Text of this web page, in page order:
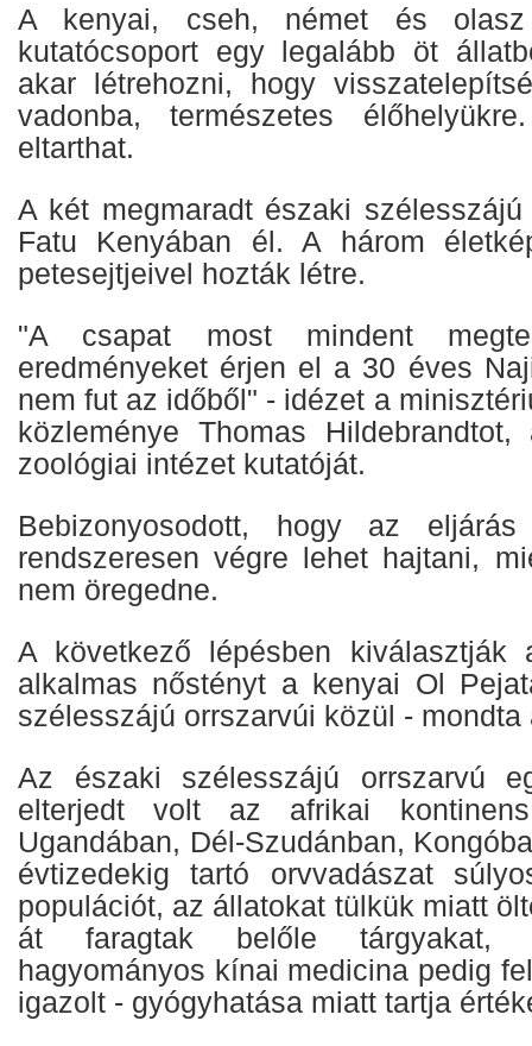
A kenyai, cseh, német és olasz
kutatócsoport egy legalább öt
akar létrehozni, hogy
vadonba, természetes
eltarthat.
A két megmaradt északi
Fatu Kenyában él. A három
petesejtjeivel hozták létre.
"A csapat most mindent
eredményeket érjen el a 30 éves
nem fut az időből" - idézet a
közleménye Thomas
zoológiai intézet kutatóját.
Bebizonyosodott, hogy az
rendszeresen végre lehet hajtani,
nem öregedne.
A következő lépésben kiválasztják
alkalmas nőstényt a kenyai Ol
szélesszájú orrszarvúi közül - mondta
Az északi szélesszájú orrszarvú
elterjedt volt az afrikai
Ugandában, Dél-Szudánban,
évtizedekig tartó orvvadászat
populációt, az állatokat tülkük miatt
át faragtak belőle tárgyakat,
hagyományos kínai medicina pedig
igazolt - gyógyhatása miatt tartja